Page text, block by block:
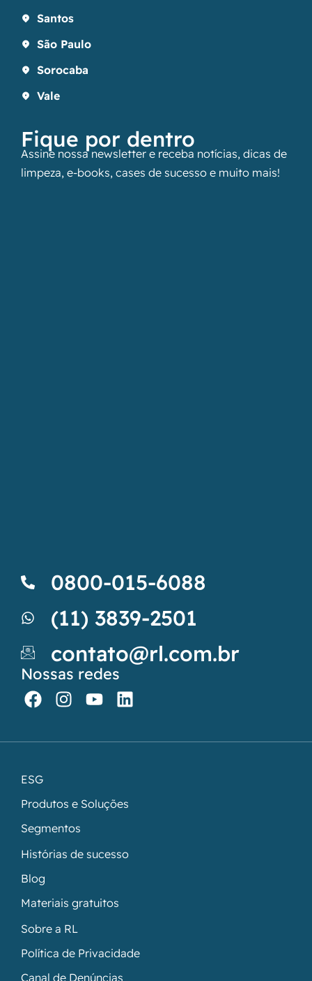
Santos
São Paulo
Sorocaba
Vale
Fique por dentro
Assine nossa newsletter e receba notícias, dicas de
limpeza, e-books, cases de sucesso e muito mais!
0800-015-6088
(11) 3839-2501
contato@rl.com.br
Nossas redes
ESG
Produtos e Soluções
Segmentos
Histórias de sucesso
Blog
Materiais gratuitos
Sobre a RL
Política de Privacidade
Canal de Denúncias